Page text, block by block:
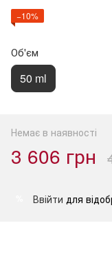
−10%
Об'єм
50 ml
Немає в наявності
3 606 грн
Ввійти для